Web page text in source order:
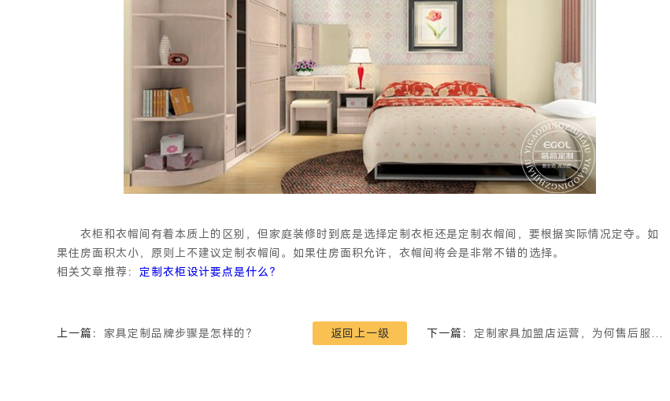
衣柜和衣帽间有着本质上的区别，但家庭装修时到底是选择定制衣柜还是定制衣帽间，要根据实际情况定夺。如
果住房面积太小，原则上不建议定制衣帽间。如果住房面积允许，衣帽间将会是非常不错的选择。
相关文章推荐： 定制衣柜设计要点是什么？
上一篇： 家具定制品牌步骤是怎样的？ 返回上一级 下一篇： 定制家具加盟店运营，为何售后服务越来越重要